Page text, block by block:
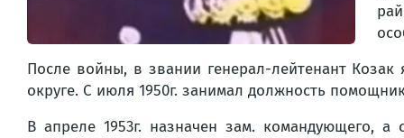
После войны, в звании генерал-лейтенант Козак
округе. С июля 1950г. занимал должность
В апреле 1953г. назначен зам. командующего, а